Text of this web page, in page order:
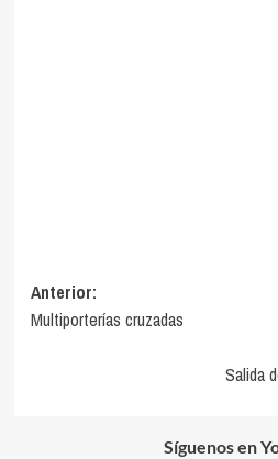
Navegación
de
Anterior:
Multiporterías cruzadas
Salida
Síguenos en